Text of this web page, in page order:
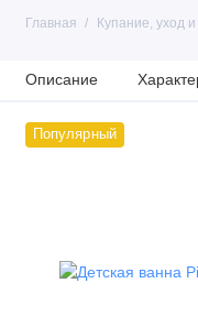
Главная Купание, уход и
Описание
Популярный